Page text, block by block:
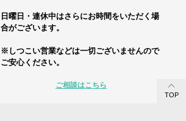
日曜日・連休中はさらにお時間をいただく場
合がございます。
※しつこい営業などは一切ございませんので
ご安心ください。
ご相談はこちら
TOP